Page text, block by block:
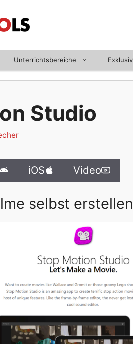
Unterrichtsbereiche Exklusiv
Studio
iOS Video
selbst erstellen